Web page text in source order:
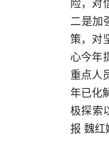
险，对
二是加
策，对
心今年
重点人
年已化
极探索
报 魏红